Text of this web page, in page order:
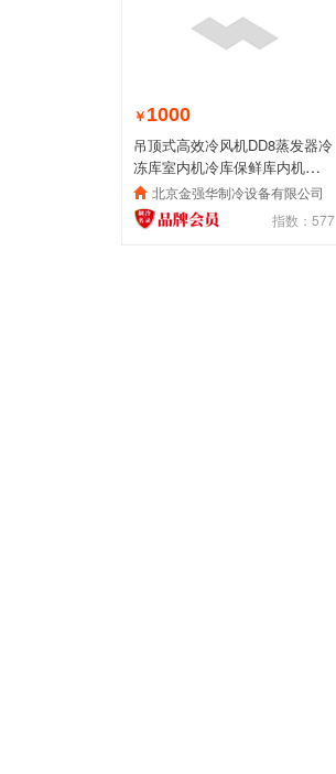
￥ 1000
吊顶式高效冷风机DD8蒸发器冷
冻库室内机冷库保鲜库内机
DL10现货供应
北京金强华制冷设备有限公司
指数：577